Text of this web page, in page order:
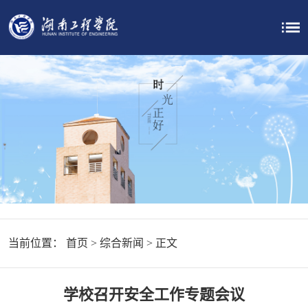
当前位置： 首页 > 综合新闻 > 正文
学校召开安全工作专题会议